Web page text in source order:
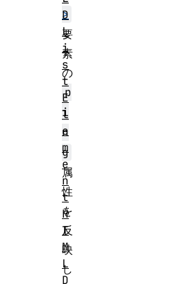
>
要
素
の
p
i
n
g
属
性
を
反
映
し
D
L
i
s
t
E
l
e
m
e
n
t
H
T
M
L
D